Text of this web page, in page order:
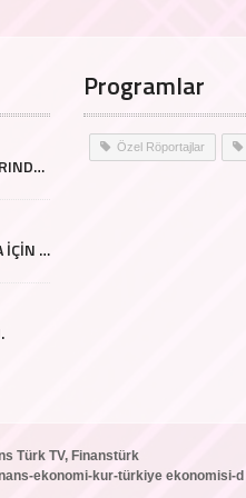
ÇAĞRI FENCE ATRAX FUARINDA CANLI YAYINA KATILDI
İŞ İNSANLARINDAN DOĞA İÇİN DUYARLI HAREKET
Programlar
Özel Röportajlar
Türk TV, Finanstürk
ekonomi-kur-türkiye ekonomisi-d